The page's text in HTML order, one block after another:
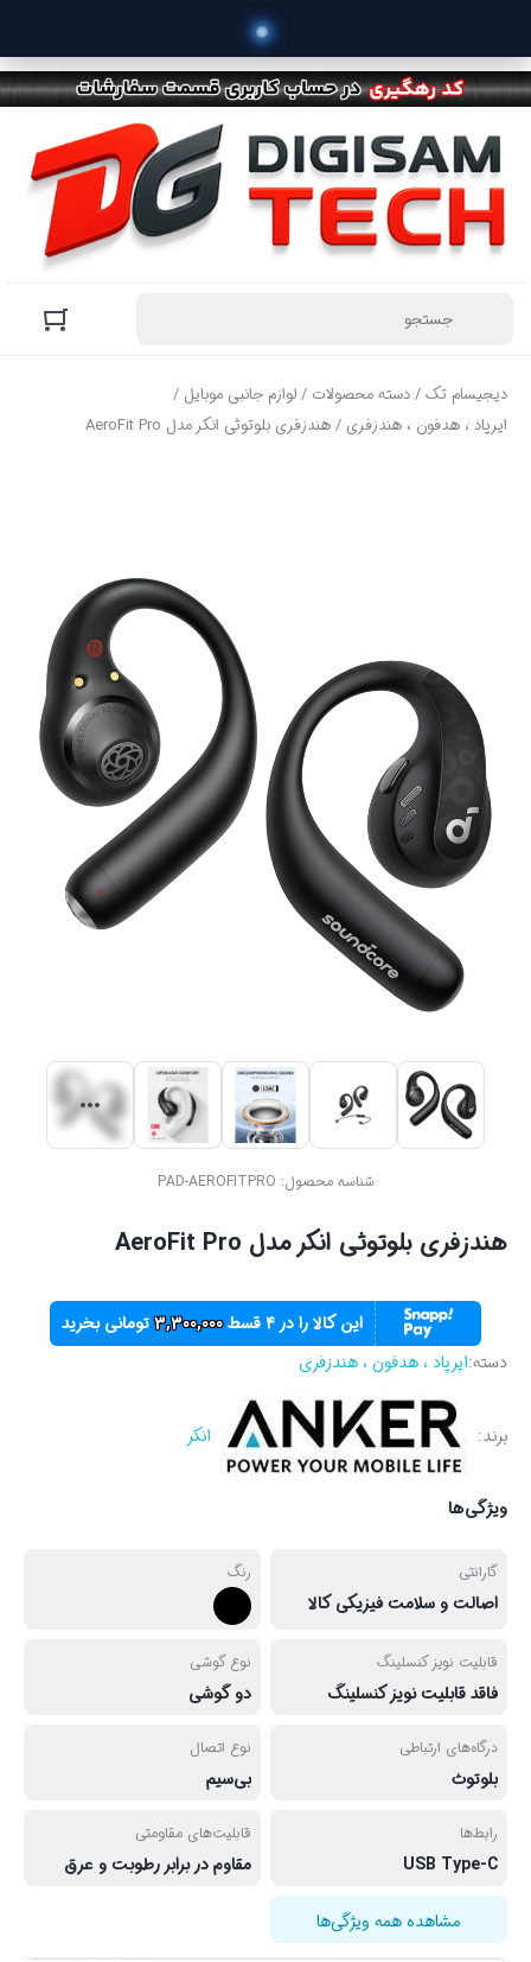
دیجیسام تک/دسته محصولات /لوازم جانبی موبایل /
ایرپاد ، هدفون ، هندزفری / هندزفری بلوتوثی انکر مدل AeroFit Pro
شناسه محصول: PAD-AEROFITPRO
هندزفری بلوتوثی انکر مدل AeroFit Pro
این کالا را در ۴ قسط 3,300,000تومانی بخرید
دسته:ایرپاد ، هدفون ، هندزفری
برند: انکر
ویژگی‌ها
گارانتی
اصالت و سلامت فیزیکی کالا
رنگ
قابلیت نویز کنسلینگ
فاقد قابلیت نویز کنسلینگ
نوع گوشی
دو گوشی
درگاه‌های ارتباطی
بلوتوث
نوع اتصال
بی‌سیم
رابط‌ها
USB Type-C
قابلیت‌های مقاومتی
مقاوم در برابر رطوبت و عرق
مشاهده همه ویژگی‌ها
خری